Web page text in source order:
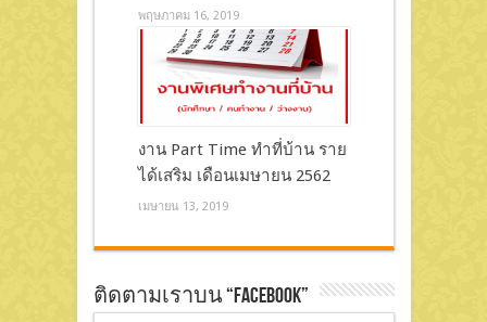
พฤษภาคม 16, 2019
งาน Part Time ทำที่บ้าน ราย
ได้เสริม เดือนเมษายน 2562
เมษายน 13, 2019
ติดตามเราบน “Facebook”